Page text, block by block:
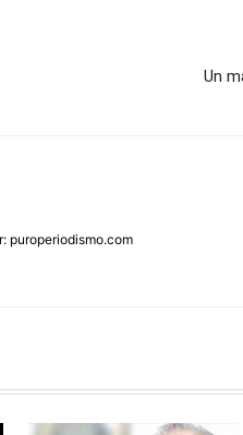
Un
puroperiodismo.com